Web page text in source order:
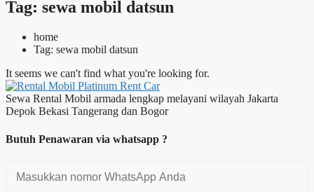
Tag: sewa mobil datsun
home
Tag: sewa mobil datsun
It seems we can't find what you're looking for.
Sewa Rental Mobil armada lengkap melayani wilayah Jakarta
Depok Bekasi Tangerang dan Bogor
Butuh Penawaran via whatsapp ?